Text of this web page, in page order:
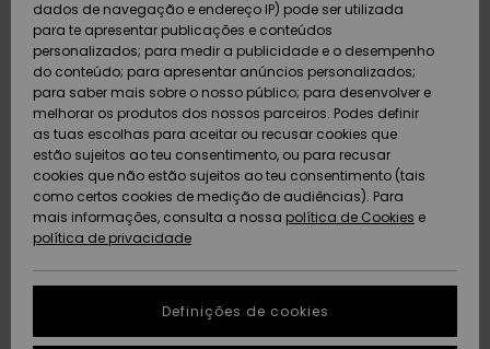
Surfe/água
Snow
Artigos
recém-
chegados
Coleções
Surfe/água
Neve
Artigos
recém-
chegados
Highlights
Snow
Community
SNOW
Snow Shop
Feminino
Highlights
Community
DUPLA
PROMO
Mulher
AJUDA
Cartão
presente
Quiksilver
Freedom
Protecção de
dados
Guia de
tamanhos
SUSTAINABILITY
dados de navegação e endereço IP) pode ser utilizada
para te apresentar publicações e conteúdos
personalizados; para medir a publicidade e o desempenho
do conteúdo; para apresentar anúncios personalizados;
para saber mais sobre o nosso público; para desenvolver e
melhorar os produtos dos nossos parceiros. Podes definir
as tuas escolhas para aceitar ou recusar cookies que
estão sujeitos ao teu consentimento, ou para recusar
cookies que não estão sujeitos ao teu consentimento (tais
como certos cookies de medição de audiências). Para
mais informações, consulta a nossa política de Cookies e
política de privacidade
Definições de cookies